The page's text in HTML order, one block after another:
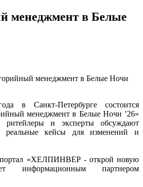
менеджмент в Белые
в Санкт-Петербурге состоится
менеджмент в Белые Ночи ’26»
и эксперты обсуждают
реальные кейсы для изменений и
«ХЕЛПИНВЕР - открой новую
информационным партнером